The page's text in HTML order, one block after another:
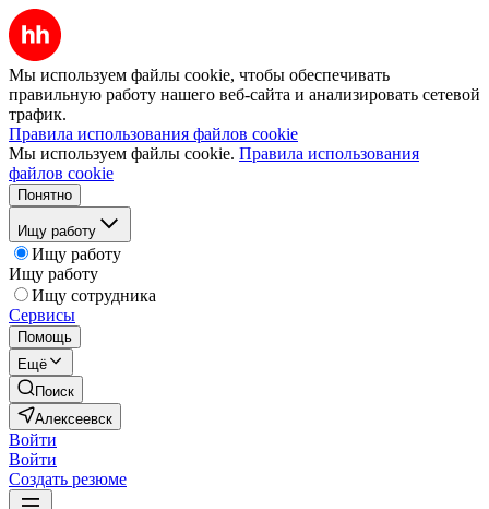
Мы используем файлы cookie, чтобы обеспечивать
правильную работу нашего веб-сайта и анализировать сетевой
трафик.
Правила использования файлов cookie
Мы используем файлы cookie. Правила использования
файлов cookie
Понятно
Ищу работу
Ищу работу
Ищу работу
Ищу сотрудника
Сервисы
Помощь
Ещё
Поиск
Алексеевск
Войти
Войти
Создать резюме